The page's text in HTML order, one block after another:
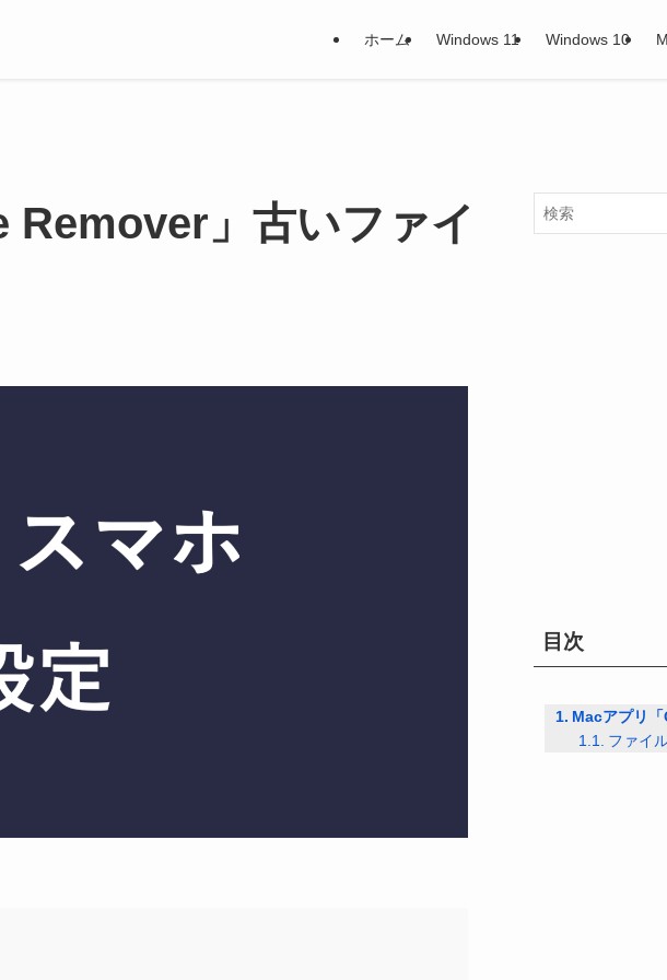
ホーム Windows 11 Windows 10
」古いファイ
目次
Macアプリ
ファイ